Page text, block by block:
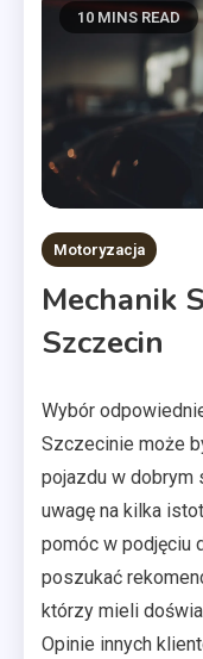
10 MINS READ
Motoryzacja
Mechanik
Szczecin
Wybór
Szczecinie może
pojazdu w dobrym
uwagę na kilka
pomóc w podjęciu
poszukać
którzy mieli
Opinie innych